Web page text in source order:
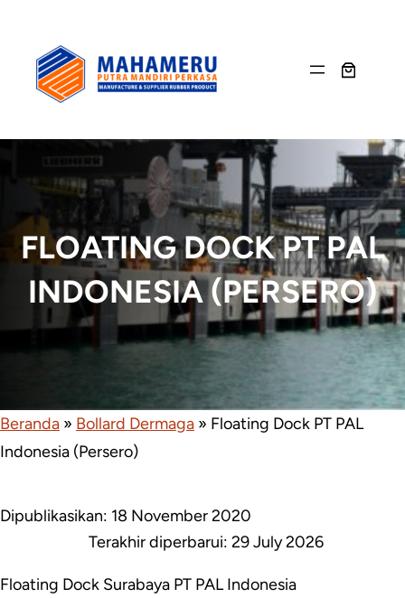
content
FLOATING DOCK PT PAL
INDONESIA (PERSERO)
Beranda » Bollard Dermaga » Floating Dock PT PAL
Indonesia (Persero)
Dipublikasikan: 18 November 2020
Terakhir diperbarui:29 July 2026
Floating Dock Surabaya PT PAL Indonesia